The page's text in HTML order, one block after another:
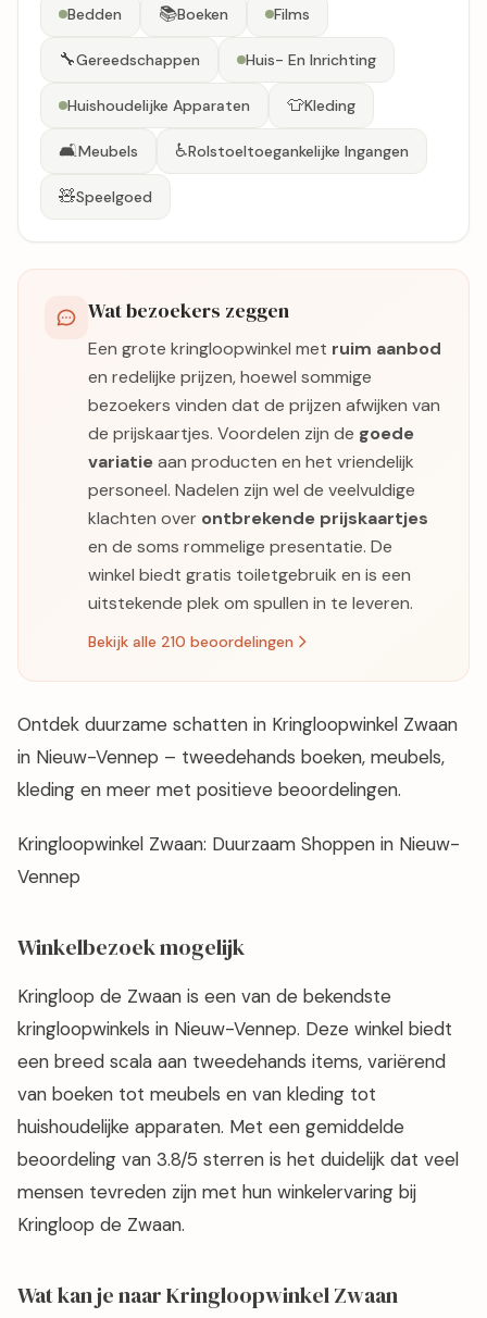
Bedden 📚Boeken Films
🔧Gereedschappen Huis- En Inrichting
Huishoudelijke Apparaten 👕Kleding
🛋️Meubels ♿Rolstoeltoegankelijke Ingangen
🧸Speelgoed
Wat bezoekers zeggen
Een grote kringloopwinkel met ruim aanbod
en redelijke prijzen, hoewel sommige
bezoekers vinden dat de prijzen afwijken van
de prijskaartjes. Voordelen zijn de goede
variatieaan producten en het vriendelijk
personeel. Nadelen zijn wel de veelvuldige
klachten over ontbrekende prijskaartjes
en de soms rommelige presentatie. De
winkel biedt gratis toiletgebruik en is een
uitstekende plek om spullen in te leveren.
Bekijk alle 210 beoordelingen
Ontdek duurzame schatten in Kringloopwinkel Zwaan
in Nieuw-Vennep – tweedehands boeken, meubels,
kleding en meer met positieve beoordelingen.
Kringloopwinkel Zwaan: Duurzaam Shoppen in Nieuw-
Vennep
Winkelbezoek mogelijk
Kringloop de Zwaan is een van de bekendste
kringloopwinkels in Nieuw-Vennep. Deze winkel biedt
een breed scala aan tweedehands items, variërend
van boeken tot meubels en van kleding tot
huishoudelijke apparaten. Met een gemiddelde
beoordeling van 3.8/5 sterren is het duidelijk dat veel
mensen tevreden zijn met hun winkelervaring bij
Kringloop de Zwaan.
Wat kan je naar Kringloopwinkel Zwaan